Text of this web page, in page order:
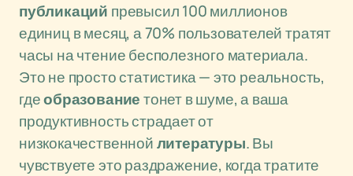
публикаций превысил 100 миллионов
единиц в месяц, а 70% пользователей тратят
часы на чтение бесполезного материала.
Это не просто статистика — это реальность,
гдеобразованиетонет в шуме, а ваша
продуктивность страдает от
низкокачественнойлитературы. Вы
чувствуете это раздражение, когда тратите